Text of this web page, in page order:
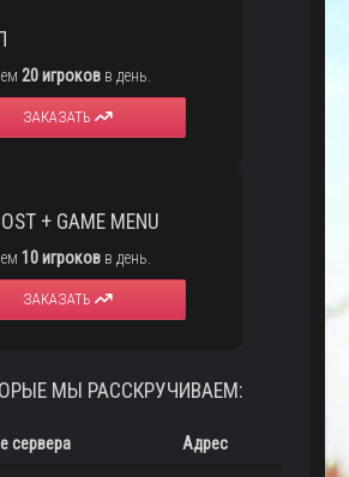
20 игроков в день.
ЗАКАЗАТЬ
+ GAME MENU
10 игроков в день.
ЗАКАЗАТЬ
МЫ РАССКРУЧИВАЕМ:
сервера Адрес